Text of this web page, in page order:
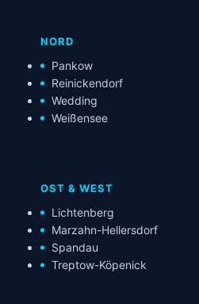
NORD
Pankow
Reinickendorf
Wedding
Weißensee
OST & WEST
Lichtenberg
Marzahn-Hellersdorf
Spandau
Treptow-Köpenick